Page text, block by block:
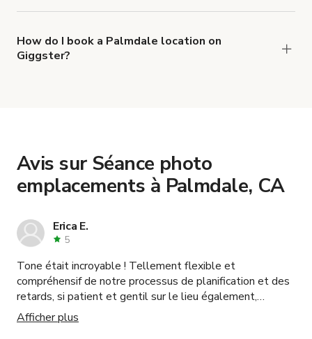
Mini Ranch Rustique du Désert,
Maison élégante pour l'industrie cinématographique
How do I book a Palmdale location on
Giggster?
Learn more about booking locations
Avis sur Séance photo
emplacements à Palmdale, CA
Erica E.
5
Tone était incroyable ! Tellement flexible et
compréhensif de notre processus de planification et des
retards, si patient et gentil sur le lieu également,
excellent avec les talents, avait des choses en plus et
était tellement communicatif, ponctuel et serviable.
Afficher plus